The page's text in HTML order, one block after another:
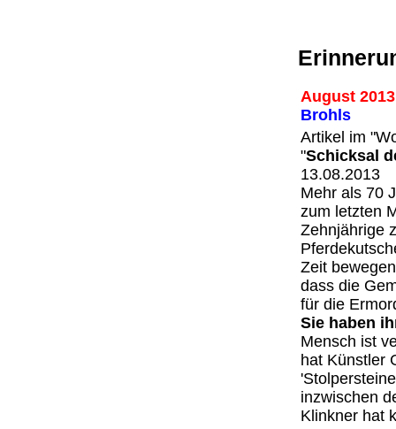
August
Brohls
Artikel im
"Schicksal
13.08.2013
Mehr als 70
zum letzten
Zehnjährige
Zeit
dass die
für die
Sie haben
Mensch ist
hat Künstler
inzwischen
Klinkner hat